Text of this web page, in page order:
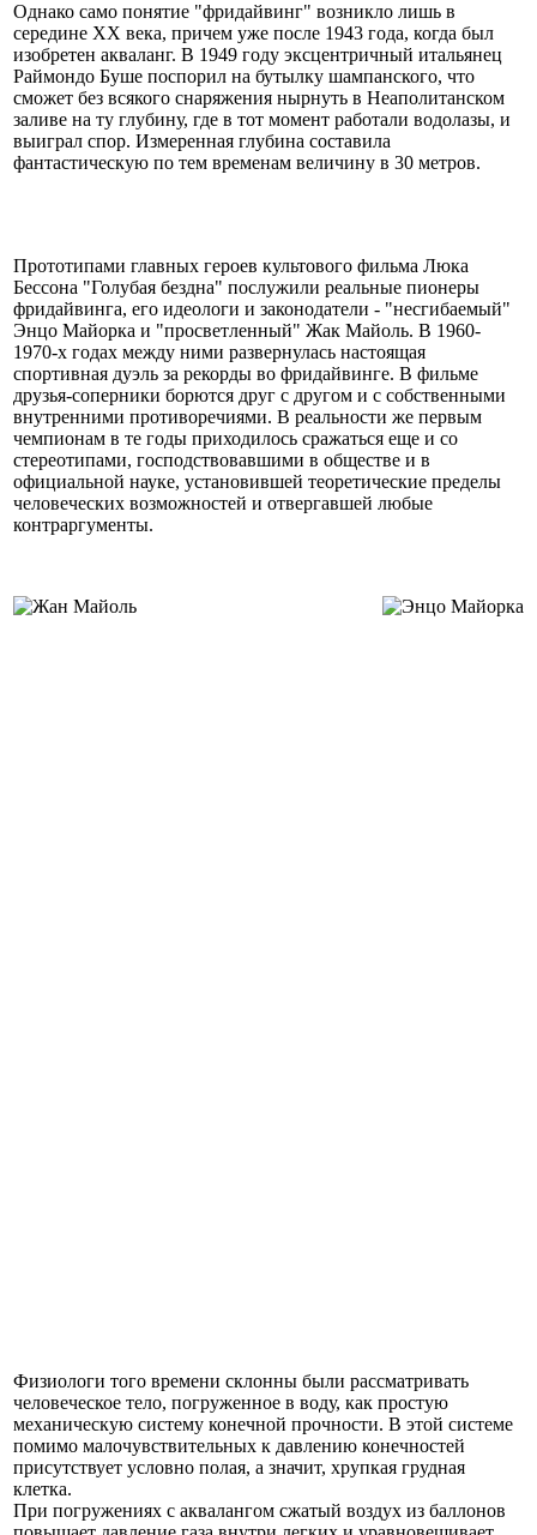
Однако само понятие "фридайвинг" возникло лишь в
середине XX века, причем уже после 1943 года, когда был
изобретен акваланг. В 1949 году эксцентричный итальянец
Раймондо Буше поспорил на бутылку шампанского, что
сможет без всякого снаряжения нырнуть в Неаполитанском
заливе на ту глубину, где в тот момент работали водолазы, и
выиграл спор. Измеренная глубина составила
фантастическую по тем временам величину в 30 метров.
Прототипами главных героев культового фильма Люка
Бессона "Голубая бездна" послужили реальные пионеры
фридайвинга, его идеологи и законодатели - "несгибаемый"
Энцо Майорка и "просветленный" Жак Майоль. В 1960-
1970-х годах между ними развернулась настоящая
спортивная дуэль за рекорды во фридайвинге. В фильме
друзья-соперники борются друг с другом и с собственными
внутренними противоречиями. В реальности же первым
чемпионам в те годы приходилось сражаться еще и со
стереотипами, господствовавшими в обществе и в
официальной науке, установившей теоретические пределы
человеческих возможностей и отвергавшей любые
контраргументы.
Физиологи того времени склонны были рассматривать
человеческое тело, погруженное в воду, как простую
механическую систему конечной прочности. В этой системе
помимо малочувствительных к давлению конечностей
присутствует условно полая, а значит, хрупкая грудная
клетка.
При погружениях с аквалангом сжатый воздух из баллонов